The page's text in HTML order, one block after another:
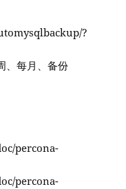
?
、每月、备份
percona-
percona-